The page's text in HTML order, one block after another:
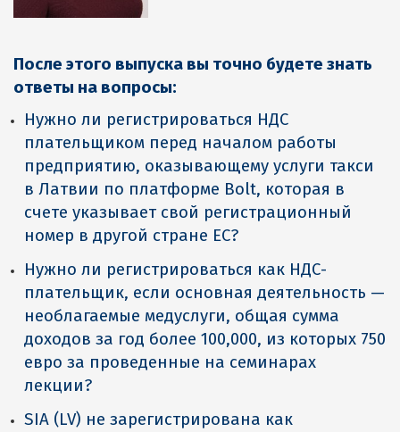
После этого выпуска вы точно будете знать
ответы на вопросы:
Нужно ли регистрироваться НДС
плательщиком перед началом работы
предприятию, оказывающему услуги такси
в Латвии по платформе Bolt, которая в
счете указывает свой регистрационный
номер в другой стране ЕС?
Нужно ли регистрироваться как НДС-
плательщик, если основная деятельность —
необлагаемые медуслуги, общая сумма
доходов за год более 100,000, из которых 750
евро за проведенные на семинарах
лекции?
SIA (LV) не зарегистрирована как